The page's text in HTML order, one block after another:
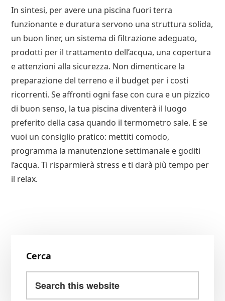
In sintesi, per avere una piscina fuori terra
funzionante e duratura servono una struttura solida,
un buon liner, un sistema di filtrazione adeguato,
prodotti per il trattamento dell’acqua, una copertura
e attenzioni alla sicurezza. Non dimenticare la
preparazione del terreno e il budget per i costi
ricorrenti. Se affronti ogni fase con cura e un pizzico
di buon senso, la tua piscina diventerà il luogo
preferito della casa quando il termometro sale. E se
vuoi un consiglio pratico: mettiti comodo,
programma la manutenzione settimanale e goditi
l’acqua. Ti risparmierà stress e ti darà più tempo per
il relax.
Sidebar
Cerca
this